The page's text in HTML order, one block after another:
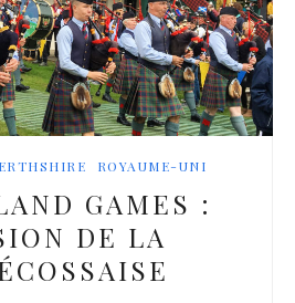
ROYAUME-UNI
GAMES :
DE LA